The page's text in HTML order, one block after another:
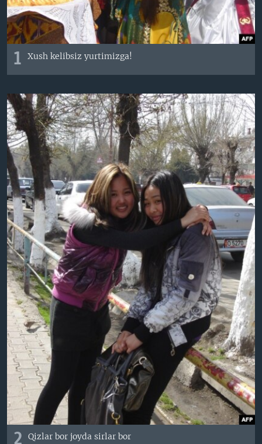
1 Xush kelibsiz yurtimizga!
2 Qizlar bor joyda sirlar bor